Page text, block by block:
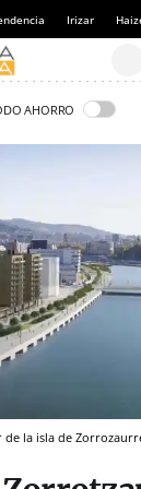
Irizar
AHORRO
la isla de